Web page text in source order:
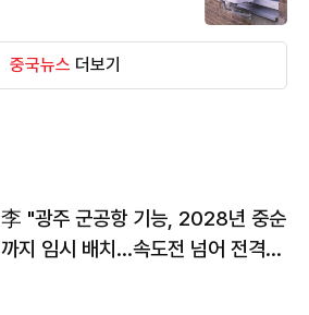
중국뉴스 더보기
李 "광주 군공항 기능, 2028년 중순
까지 임시 배치…속도전 넘어 전격